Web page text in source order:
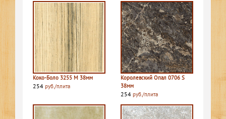
Коко-Боло 3255 M 38мм
254 руб./плита
Королевский Опал 0706 S
38мм
254 руб./плита